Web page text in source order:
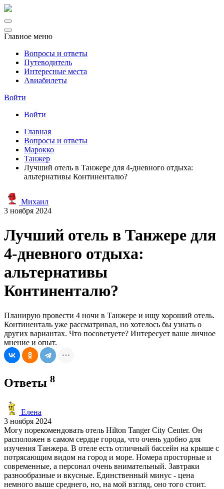
Главное меню
Вопросы и ответы
Путеводитель
Интересные места
Авиабилеты
Войти
Войти
Главная
Вопросы и ответы
Марокко
Танжер
Лучший отель в Танжере для 4-дневного отдыха:
альтернативы Континенталю?
Михаил
3 ноября 2024
Лучший отель в Танжере для
4-дневного отдыха:
альтернативы
Континенталю?
Планирую провести 4 ночи в Танжере и ищу хороший отель.
Континенталь уже рассматривал, но хотелось бы узнать о
других вариантах. Что посоветуете? Интересует ваше личное
мнение и опыт.
Ответы 8
Елена
3 ноября 2024
Могу порекомендовать отель Hilton Tanger City Center. Он
расположен в самом сердце города, что очень удобно для
изучения Танжера. В отеле есть отличный бассейн на крыше с
потрясающим видом на город и море. Номера просторные и
современные, а персонал очень внимательный. Завтраки
разнообразные и вкусные. Единственный минус - цена
немного выше среднего, но, на мой взгляд, оно того стоит.